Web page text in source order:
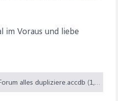
im Voraus und liebe
2024-02-18_DB für Forum alles dupliziere.accdb (1,6 MB)